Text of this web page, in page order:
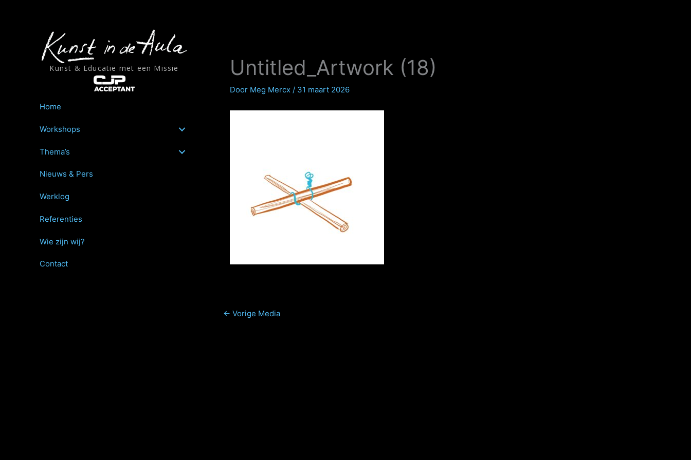
Kunst & Educatie met een Missie
Home
Workshops
Thema’s
Nieuws & Pers
Werklog
Referenties
Wie zijn wij?
Contact
Untitled_Artwork (18)
Door Meg Mercx / 31 maart 2026
← Vorige Media